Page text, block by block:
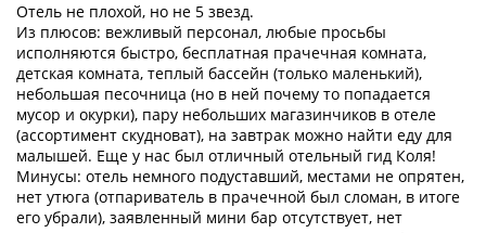
Отель не плохой, но не 5 звезд.
Из плюсов: вежливый персонал, любые просьбы
исполняются быстро, бесплатная прачечная комната,
детская комната, теплый бассейн (только маленький),
небольшая песочница (но в ней почему то попадается
мусор и окурки), пару небольших магазинчиков в отеле
(ассортимент скудноват), на завтрак можно найти еду для
малышей. Еще у нас был отличный отельный гид Коля!
Минусы: отель немного подуставший, местами не опрятен,
нет утюга (отпариватель в прачечной был сломан, в итоге
его убрали), заявленный мини бар отсутствует, нет